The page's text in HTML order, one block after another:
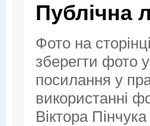
Публічна
Фото на
зберегти фото
посилання у
використанні
Віктора